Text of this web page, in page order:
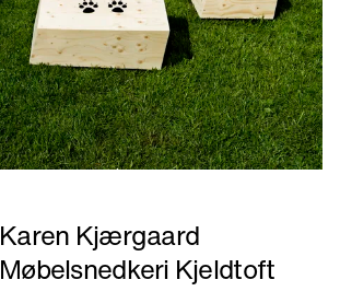
Karen Kjærgaard
Møbelsnedkeri Kjeldtoft